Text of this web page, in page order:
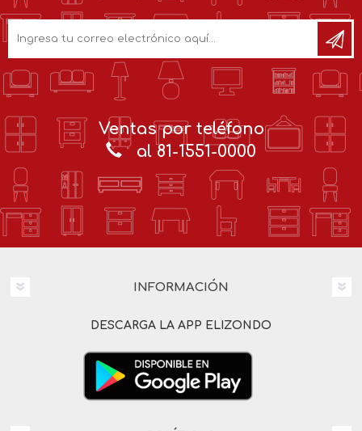
Ventas por teléfono
al 81-1551-0000
INFORMACIÓN
DESCARGA LA APP ELIZONDO